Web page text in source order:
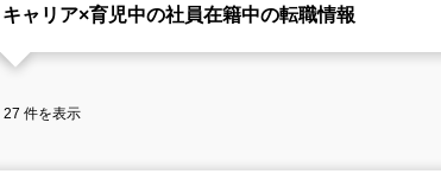
ャリア×育児中の社員在籍中の転職情報
27 件を表示